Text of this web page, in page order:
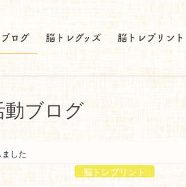
ブログ 脳トレグッズ 脳トレプリント
動ブログ
した
脳トレプリント